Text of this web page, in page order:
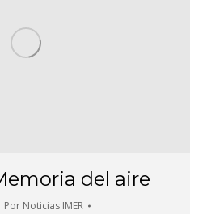
del aire
Por Noticias IMER